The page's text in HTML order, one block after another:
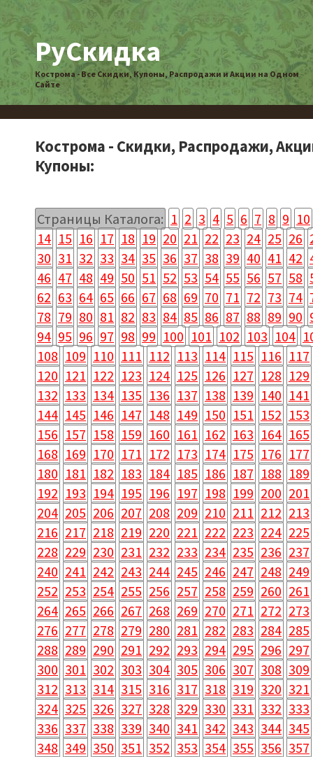
РуСкидка
Кострома - Все Скидки, Купоны, Распродажи и Акции на Одном
Сайте
Кострома - Скидки, Распродажи,
Купоны:
Страницы Каталога: 1 2 3 4 5 6 7 8 9 10
14 15 16 17 18 19 20 21 22 23 24 25 26
30 31 32 33 34 35 36 37 38 39 40 41 42
46 47 48 49 50 51 52 53 54 55 56 57 58
62 63 64 65 66 67 68 69 70 71 72 73 74
78 79 80 81 82 83 84 85 86 87 88 89 90
94 95 96 97 98 99 100 101 102 103 104
108 109 110 111 112 113 114 115 116 117
120 121 122 123 124 125 126 127 128 129
132 133 134 135 136 137 138 139 140 141
144 145 146 147 148 149 150 151 152 153
156 157 158 159 160 161 162 163 164 165
168 169 170 171 172 173 174 175 176 177
180 181 182 183 184 185 186 187 188 189
192 193 194 195 196 197 198 199 200 201
204 205 206 207 208 209 210 211 212 213
216 217 218 219 220 221 222 223 224 225
228 229 230 231 232 233 234 235 236 237
240 241 242 243 244 245 246 247 248 249
252 253 254 255 256 257 258 259 260 261
264 265 266 267 268 269 270 271 272 273
276 277 278 279 280 281 282 283 284 285
288 289 290 291 292 293 294 295 296 297
300 301 302 303 304 305 306 307 308 309
312 313 314 315 316 317 318 319 320 321
324 325 326 327 328 329 330 331 332 333
336 337 338 339 340 341 342 343 344 345
348 349 350 351 352 353 354 355 356 357